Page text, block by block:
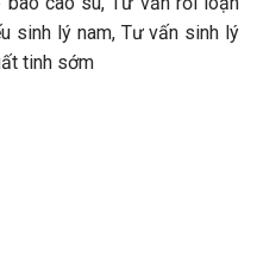
sinh lý nam, Tư vấn sinh lý
tinh sớm